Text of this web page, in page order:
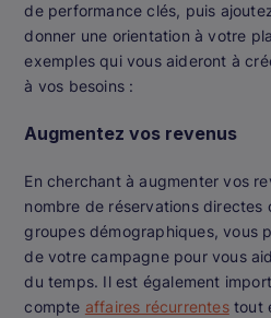
de performance clés, puis
donner une orientation à votre
exemples qui vous aideront à
à vos besoins :
Augmentez vos revenus
En cherchant à augmenter vos
nombre de réservations directes
groupes démographiques, vous
de votre campagne pour vous
du temps. Il est également
compte affaires récurrentestout